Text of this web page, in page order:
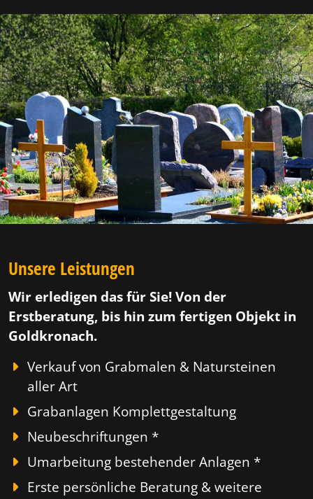
Unsere Leistungen
Wir erledigen das für Sie! Von der
Erstberatung, bis hin zum fertigen Objekt in
Goldkronach.
Verkauf von Grabmalen & Natursteinen
aller Art
Grabanlagen Komplettgestaltung
Neubeschriftungen *
Umarbeitung bestehender Anlagen *
Erste persönliche Beratung & weitere